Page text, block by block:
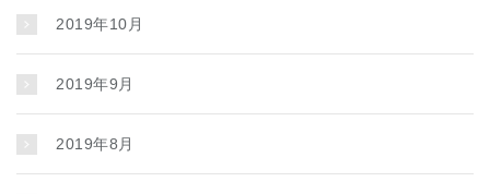
2019年10月
2019年9月
2019年8月